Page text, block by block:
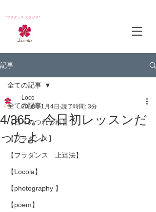
*フラダンス スタジオ*
記事
全ての記事
【日々のつれづれ】
【フラダンス】
【フラダンス 上達法】
【Locola】
【photography 】
【poem】
全ての記事
4/365。今日初レッスンだ
ったよ♪
Loco
2018年1月4日 読了時間: 3分